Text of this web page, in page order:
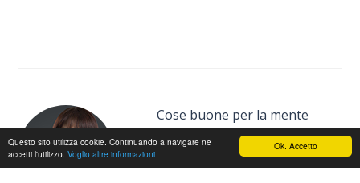
Ok. Accetto
Questo sito utilizza cookie. Continuando a navigare ne
accetti l'utilizzo. Voglio altre informazioni
Cose buone per la mente